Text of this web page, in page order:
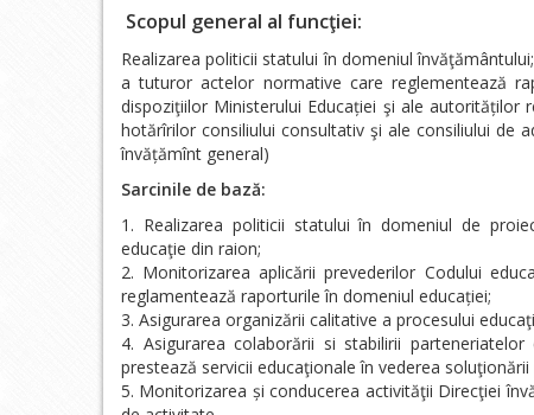
Scopul general al funcţiei:
Realizarea politicii statului în domeniul
a tuturor actelor normative care reglementează
dispoziţiilor Ministerului Educației şi ale autorităților
hotărîrilor consiliului consultativ şi ale consiliului de
învățămînt general)
Sarcinile de bază:
Realizarea politicii statului în domeniul de
educaţie din raion;
Monitorizarea aplicării prevederilor Codului
reglamentează raporturile în domeniul educației;
Asigurarea organizării calitative a procesului
Asigurarea colaborării si stabilirii
prestează servicii educaţionale în vederea
Monitorizarea și conducerea activităţii Direcţiei